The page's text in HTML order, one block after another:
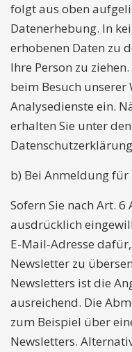
folgt aus oben
Datenerhebung. In
erhobenen Daten zu
Ihre Person zu
beim Besuch unserer
Analysedienste ein.
erhalten Sie unter
b) Bei Anmeldung
Sofern Sie nach Art. 6
ausdrücklich
E-Mail-Adresse
Newsletter zu
Newsletters ist die
ausreichend. Die
zum Beispiel über
Newsletters.